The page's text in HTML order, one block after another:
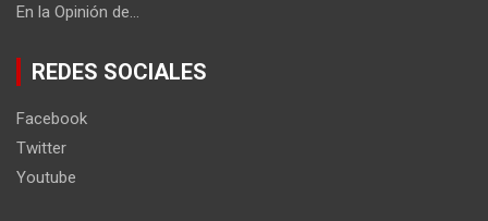
En la Opinión de…
REDES SOCIALES
Facebook
Twitter
Youtube